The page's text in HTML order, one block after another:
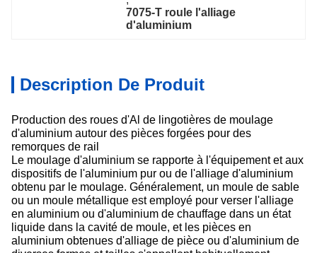
7075-T roule l'alliage
d'aluminium
Description De Produit
Production des roues d'Al de lingotières de moulage
d'aluminium autour des pièces forgées pour des
remorques de rail
Le moulage d'aluminium se rapporte à l'équipement et aux
dispositifs de l'aluminium pur ou de l'alliage d'aluminium
obtenu par le moulage. Généralement, un moule de sable
ou un moule métallique est employé pour verser l'alliage
en aluminium ou d'aluminium de chauffage dans un état
liquide dans la cavité de moule, et les pièces en
aluminium obtenues d'alliage de pièce ou d'aluminium de